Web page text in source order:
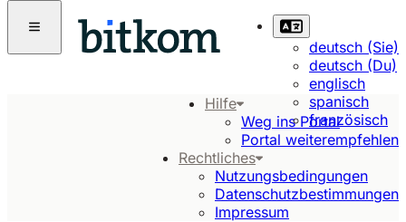
deutsch (Sie)
deutsch (Du)
englisch
spanisch
französisch
Hilfe
Weg ins Portal
Portal weiterempfehlen
Rechtliches
Nutzungsbedingungen
Datenschutzbestimmungen
Impressum